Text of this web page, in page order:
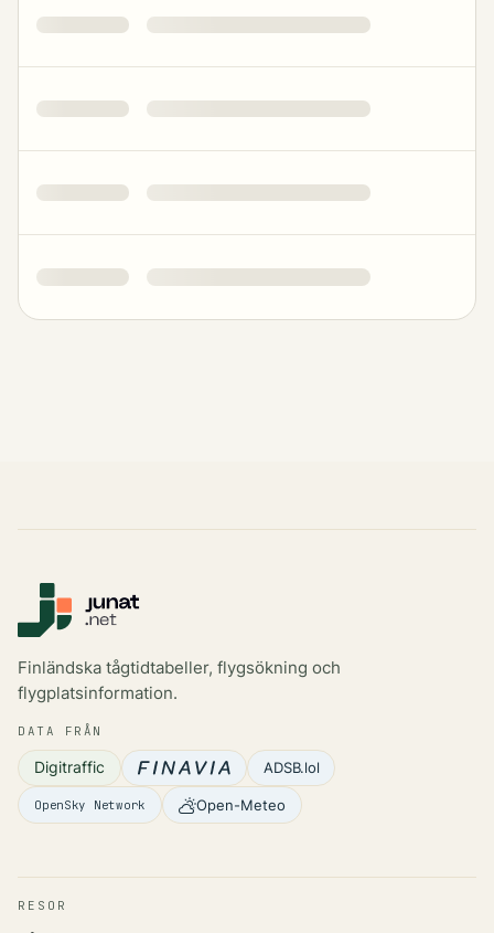
Finländska tågtidtabeller, flygsökning och
flygplatsinformation.
DATA FRÅN
Digitraffic ADSB.lol
OpenSky Network Open-Meteo
RESOR